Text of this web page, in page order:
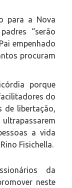
para a Nova
“serão
empenhado
procuram
porque
do
de libertação,
a vida
Fisichella.
da
neste